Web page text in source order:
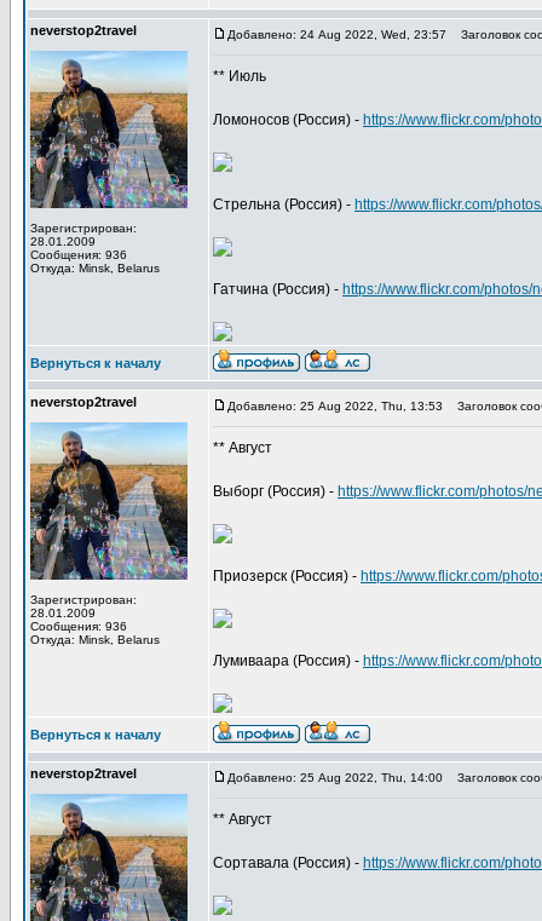
neverstop2travel
Зарегистрирован:
28.01.2009
Сообщения: 936
Откуда: Minsk, Belarus
Добавлено: 24 Aug 2022, Wed, 23:57 Заголовок
** Июль
Ломоносов (Россия) - https://www.flickr.com/
Стрельна (Россия) - https://www.flickr.com/
Гатчина (Россия) - https://www.flickr.com/
Вернуться к началу
neverstop2travel
Зарегистрирован:
28.01.2009
Сообщения: 936
Откуда: Minsk, Belarus
Добавлено: 25 Aug 2022, Thu, 13:53 Заголовок
** Август
Выборг (Россия) - https://www.flickr.com/photos/
Приозерск (Россия) - https://www.flickr.com/
Лумиваара (Россия) - https://www.flickr.com/
Вернуться к началу
neverstop2travel Добавлено: 25 Aug 2022, Thu, 14:00 Заголовок
** Август
Сортавала (Россия) - https://www.flickr.com/